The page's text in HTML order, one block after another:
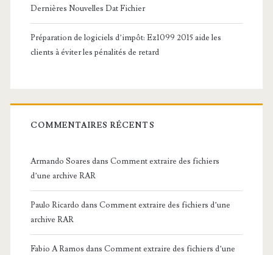
Dernières Nouvelles Dat Fichier
Préparation de logiciels d’impôt: Ez1099 2015 aide les
clients à éviter les pénalités de retard
COMMENTAIRES RÉCENTS
Armando Soares dans Comment extraire des fichiers
d’une archive RAR
Paulo Ricardo dans Comment extraire des fichiers d’une
archive RAR
Fabio A Ramos dans Comment extraire des fichiers d’une